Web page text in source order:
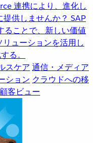
連携により、進化し
供しませんか？ SAP
ることで、新しい価値
リューションを活用し
る。
スケア 通信・メディア
ション クラウドへの移
客ビュー